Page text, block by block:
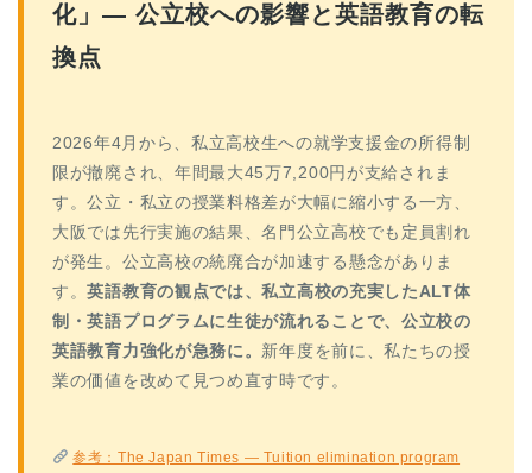
化」— 公立校への影響と英語教育の転
換点
2026年4月から、私立高校生への就学支援金の所得制
限が撤廃され、年間最大45万7,200円が支給されま
す。公立・私立の授業料格差が大幅に縮小する一方、
大阪では先行実施の結果、名門公立高校でも定員割れ
が発生。公立高校の統廃合が加速する懸念がありま
す。英語教育の観点では、私立高校の充実したALT体
制・英語プログラムに生徒が流れることで、公立校の
英語教育力強化が急務に。 新年度を前に、私たちの授
業の価値を改めて見つめ直す時です。
参考：The Japan Times — Tuition elimination program